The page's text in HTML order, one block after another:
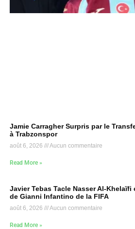
Jamie Carragher Surpris par le
à Trabzonspor
août 6, 2026 Aucun commentaire
Read More »
Javier Tebas Tacle Nasser Al-Khelaïfi
de Gianni Infantino de la FIFA
août 6, 2026 Aucun commentaire
Read More »